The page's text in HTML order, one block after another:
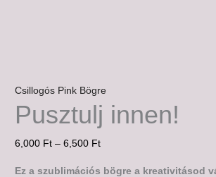
Csillogós Pink Bögre
Pusztulj innen!
6,000 Ft – 6,500 Ft
Ez a szublimációs bögre a kreativitásod